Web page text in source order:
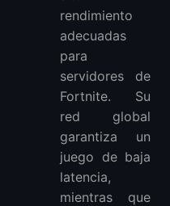
rendimiento
adecuadas
para
servidores de
Fortnite. Su
red global
garantiza un
juego de baja
latencia,
mientras que